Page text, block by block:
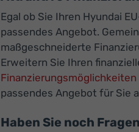
Egal ob Sie Ihren Hyundai
passendes Angebot.
maßgeschneiderte
Erweitern Sie Ihren
Finanzierungsmöglichkeiten
passendes Angebot für Sie
Haben Sie noch